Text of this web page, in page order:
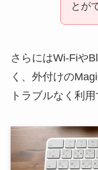
とが
さらにはWi-Fiや
く、外付けの
トラブルなく利